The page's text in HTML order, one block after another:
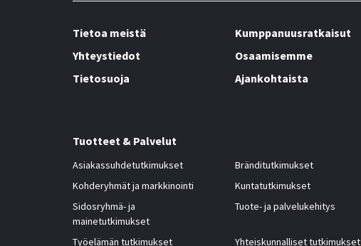
Tietoa meistä Kumppanuusratkaisut
Yhteystiedot
Osaamisemme
Tietosuoja
Ajankohtaista
Tuotteet & Palvelut
Asiakassuhdetutkimukset
Bränditutkimukset
Kohderyhmät ja markkinointi
Kuntatutkimukset
Sidosryhmä- ja
mainetutkimukset
Tuote- ja palvelukehitys
Työelämän tutkimukset Yhteiskunnalliset tutkimukset